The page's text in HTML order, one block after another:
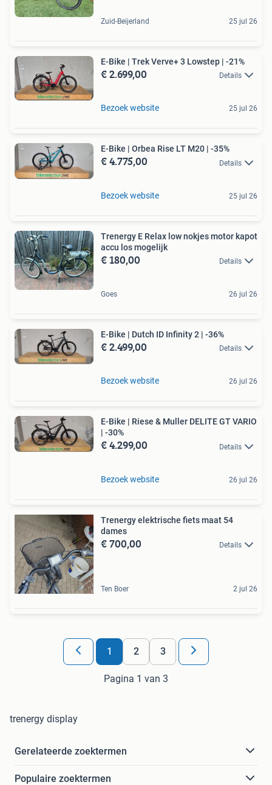
Zuid-Beijerland 25 jul 26
E-Bike | Trek Verve+ 3 Lowstep | -21%
€ 2.699,00 Details
Bezoek website 25 jul 26
E-Bike | Orbea Rise LT M20 | -35%
€ 4.775,00 Details
Bezoek website 25 jul 26
Trenergy E Relax low nokjes motor kapot
accu los mogelijk
€ 180,00 Details
Goes 26 jul 26
E-Bike | Dutch ID Infinity 2 | -36%
€ 2.499,00 Details
Bezoek website 26 jul 26
E-Bike | Riese & Muller DELITE GT VARIO
| -30%
€ 4.299,00 Details
Bezoek website 26 jul 26
Trenergy elektrische fiets maat 54
dames
€ 700,00 Details
Ten Boer 2 jul 26
1 2 3
Pagina 1 van 3
trenergy display
Gerelateerde zoektermen
Populaire zoektermen